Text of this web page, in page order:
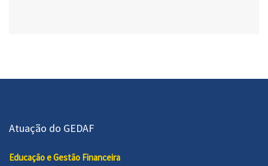
Atuação do GEDAF
Educação e Gestão Financeira